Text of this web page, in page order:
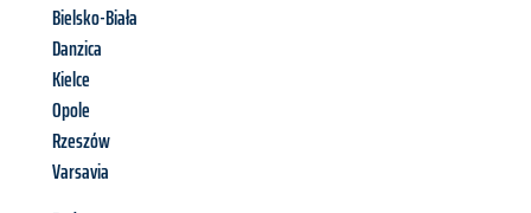
Bielsko-Biała
Danzica
Kielce
Opole
Rzeszów
Varsavia